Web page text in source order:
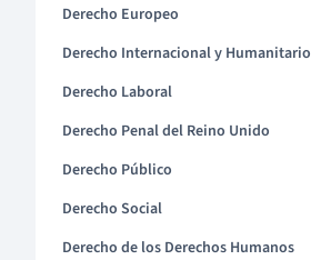
Derecho Europeo
Derecho Internacional y Humanitario
Derecho Laboral
Derecho Penal del Reino Unido
Derecho Público
Derecho Social
Derecho de los Derechos Humanos